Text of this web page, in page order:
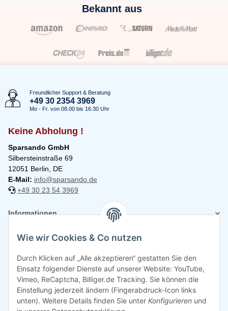
Bekannt aus
Freundlicher Support & Beratung
+49 30 2354 3969
Mo - Fr. von 08.00 bis 16:30 Uhr
Keine Abholung !
Sparsando GmbH
Silbersteinstraße 69
12051 Berlin, DE
E-Mail: info@sparsando.de
+49 30 23 54 3969
Informationen
Rechtliches
Wie wir Cookies & Co nutzen
Durch Klicken auf „Alle akzeptieren“ gestatten Sie den
Einsatz folgender Dienste auf unserer Website: YouTube,
Vimeo, ReCaptcha, Billiger.de Tracking. Sie können die
Einstellung jederzeit ändern (Fingerabdruck-Icon links
unten). Weitere Details finden Sie unter Konfigurieren und